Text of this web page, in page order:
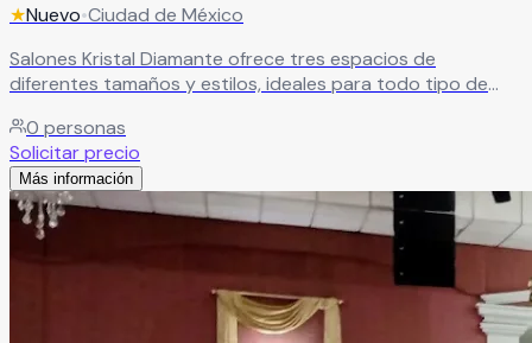
★Nuevo•Ciudad de México
Salones Kristal Diamante ofrece tres espacios de
diferentes tamaños y estilos, ideales para todo tipo de
ubicación, áreas amplias, zona de fumar y
estacionamiento. Además, dispone de paquetes todo
incluido a un excelente costo.
0 personas
Solicitar precio
Más información